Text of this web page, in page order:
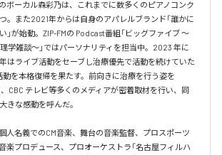
ボーカル森彩乃は、これまでに数多くのピアノコンク
。また2021年からは自身のアパレルブランド「誰かに
」が始動。ZIP-FMの Podcast番組「ビッグファイブ 〜
学雑談〜」ではパーソナリティを担当中。2023 年に
はライブ活動をセーブし治療優先で活動を続けていた
を本格復帰を果たす。前向きに治療を行う姿を
CBC テレビ等多くのメディアが密着取材を行い、同
きな感動を呼んだ。
人名義でのCM音楽、舞台の音楽監督、プロスポーツ
楽プロデュース、プロオーケストラ「名古屋フィルハ